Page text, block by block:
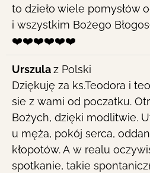
to dzieło wiele pomysłów
i wszystkim Bożego
❤️❤️❤️❤️❤️❤️
Urszulaz Polski
Dziękuję za ks.Teodora i
sie z wami od poczatku.
Bożych, dzięki modlitwie.
u męża, pokój serca,
kłopotów. A w realu
spotkanie, takie